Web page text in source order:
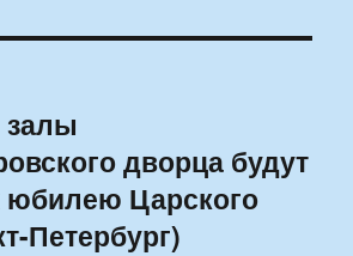
дворца будут
юбилею Царского
Петербург)